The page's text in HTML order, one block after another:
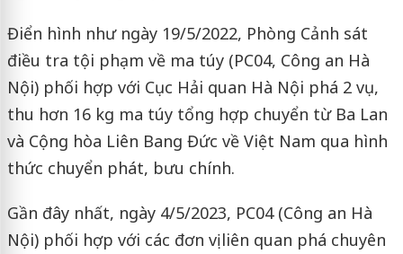
Điển hình như ngày 19/5/2022, Phòng Cảnh sát
điều tra tội phạm về ma túy (PC04, Công an Hà
Nội) phối hợp với Cục Hải quan Hà Nội phá 2 vụ,
thu hơn 16 kg ma túy tổng hợp chuyển từ Ba Lan
và Cộng hòa Liên Bang Đức về Việt Nam qua hình
thức chuyển phát, bưu chính.
Gần đây nhất, ngày 4/5/2023, PC04 (Công an Hà
Nội) phối hợp với các đơn vị liên quan phá chuyên